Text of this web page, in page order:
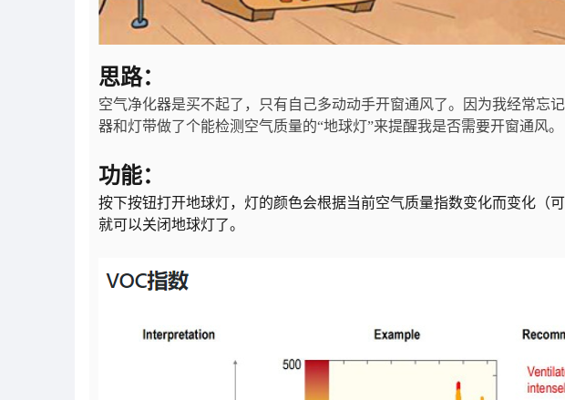
思路：
空气净化器是买不起了，只有自己多动动手开窗通风了。因为我经常忘
器和灯带做了个能检测空气质量的“地球灯”来提醒我是否需要开窗通风。
功能：
按下按钮打开地球灯，灯的颜色会根据当前空气质量指数变化而变化（
就可以关闭地球灯了。